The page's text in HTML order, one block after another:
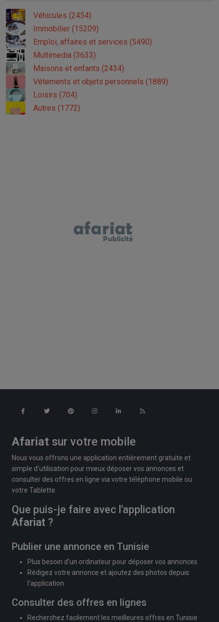
Véhicules (2454)
Immobilier (15209)
Emploi, affaires et services (5490)
Multimedia (3633)
Maisons et enfants (2434)
Vêtements et objets personnels (1889)
Loisirs (704)
Autres (1772)
Afariat sur votre mobile
Nous vous offrons une application entièrement gratuite et
simple d'utilisation pour mieux déposer vos annonces et
consulter des offres en ligne via votre téléphone mobile ou
votre Tablette.
Que puis-je faire avec l'application
Afariat ?
Publier une annonce en Tunisie
Plus besoin d'un ordinateur pour déposer vos annonces
Rédigez votre annonce et ajoutez des photos depuis
l'application
Consulter des offres en lignes
Recherchez facilement les meilleures offres en Tunisie